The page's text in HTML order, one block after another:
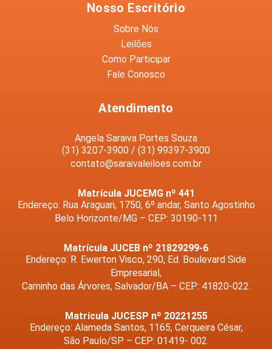
Nosso Escritório
Sobre Nós
Leilões
Como Participar
Fale Conosco
Atendimento
Angela Saraiva Portes Souza
(31) 3207-3900 / (31) 99397-3900
contato@saraivaleiloes.com.br
Matrícula JUCEMG nº 441
Endereço: Rua Araguari, 1750, 6º andar, Santo Agostinho
Belo Horizonte/MG – CEP: 30190-111
Matrícula JUCEB nº 21829299-6
Endereço: R. Ewerton Visco, 290, Ed. Boulevard Side
Empresarial,
Caminho das Árvores, Salvador/BA – CEP: 41820-022.
Matrícula JUCESP nº 20221255
Endereço: Alameda Santos, 1165, Cerqueira César,
São Paulo/SP – CEP: 01419- 002.